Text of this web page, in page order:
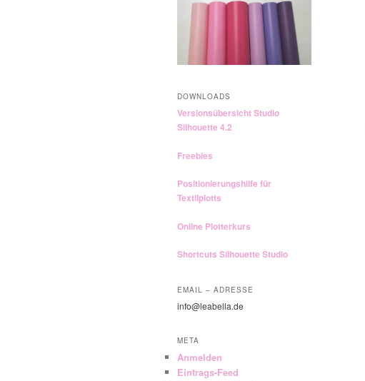
DOWNLOADS
Versionsübersicht Studio
Silhouette 4.2
Freebies
Positionierungshilfe für
Textilplotts
Online Plotterkurs
Shortcuts Silhouette Studio
EMAIL – ADRESSE
info@leabella.de
META
Anmelden
Eintrags-Feed